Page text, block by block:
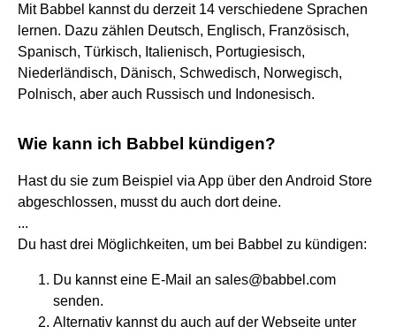
Mit Babbel kannst du derzeit 14 verschiedene Sprachen
lernen. Dazu zählen Deutsch, Englisch, Französisch,
Spanisch, Türkisch, Italienisch, Portugiesisch,
Niederländisch, Dänisch, Schwedisch, Norwegisch,
Polnisch, aber auch Russisch und Indonesisch.
Wie kann ich Babbel kündigen?
Hast du sie zum Beispiel via App über den Android Store
abgeschlossen, musst du auch dort deine.
...
Du hast drei Möglichkeiten, um bei Babbel zu kündigen:
Du kannst eine E-Mail an sales@babbel.com
senden.
Alternativ kannst du auch auf der Webseite unter